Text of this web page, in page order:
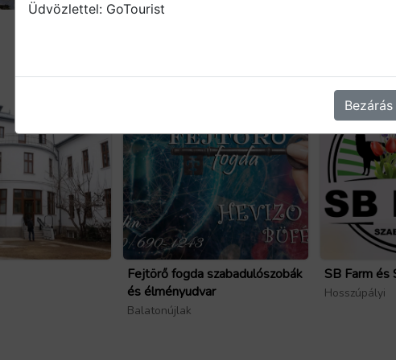
Üdvözlettel: GoTourist
Bezárás
Fejtörő fogda szabadulószobák
és élményudvar
Balatonújlak
SB Farm és
Hosszúpályi